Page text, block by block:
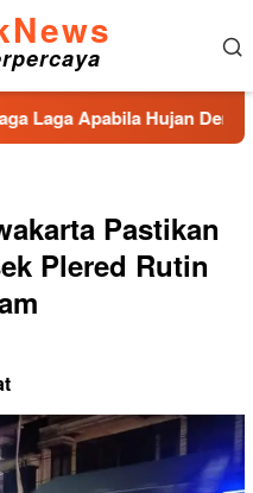
Hujan Deras
Pastikan
Plered Rutin